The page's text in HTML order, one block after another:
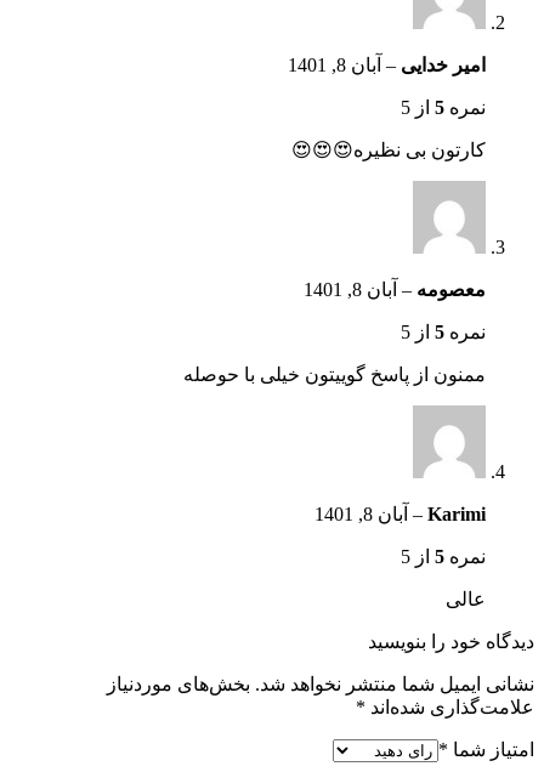
امیر خدایی – آبان 8, 1401
نمره 5 از 5
کارتون بی نظیره😍😍😍
معصومه – آبان 8, 1401
نمره 5 از 5
ممنون از پاسخ گوییتون خیلی با حوصله
Karimi
– آبان 8, 1401
نمره 5 از 5
عالی
دیدگاه خود را بنویسید
نشانی ایمیل شما منتشر نخواهد شد. بخش‌های موردنیاز
علامت‌گذاری شده‌اند *
امتیاز شما *